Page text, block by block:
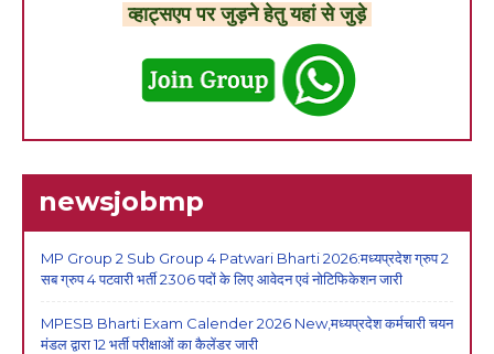
व्हाट्सएप पर जुड़ने हेतु यहां से जुड़े
newsjobmp
MP Group 2 Sub Group 4 Patwari Bharti 2026:मध्यप्रदेश ग्रुप 2
सब ग्रुप 4 पटवारी भर्ती 2306 पदों के लिए आवेदन एवं नोटिफिकेशन जारी
MPESB Bharti Exam Calender 2026 New,मध्यप्रदेश कर्मचारी चयन
मंडल द्वारा 12 भर्ती परीक्षाओं का कैलेंडर जारी